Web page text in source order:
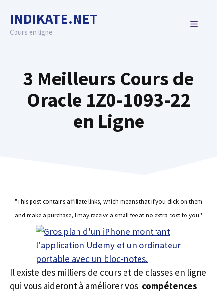
content
INDIKATE.NET
Cours en ligne
MENU
3 Meilleurs Cours de
Oracle 1Z0-1093-22
en Ligne
"This post contains affiliate links, which means that if you click on them
and make a purchase, I may receive a small fee at no extra cost to you."
Il existe des milliers de cours et de classes en ligne
qui vous aideront à améliorer vos compétences